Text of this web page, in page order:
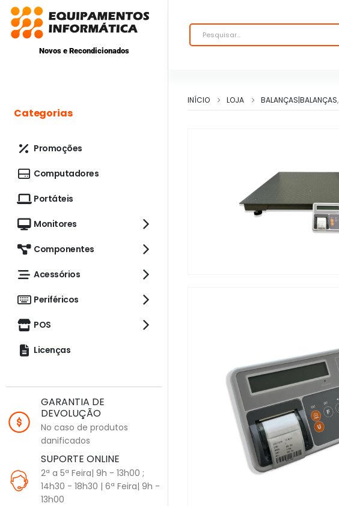
Novos e Recondicionados
INÍCIO LOJA BALANÇAS|BALANÇAS,
Categorias
Promoções
Computadores
Portáteis
Monitores
Componentes
Acessórios
Periféricos
POS
Licenças
GARANTIA DE
DEVOLUÇÃO
No caso de produtos
danificados
SUPORTE ONLINE
2ª a 5ª Feira| 9h - 13h00 ;
14h30 - 18h30 | 6ª Feira| 9h -
13h00